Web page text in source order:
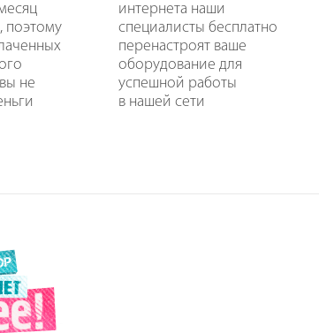
поэтому
не
интернета наши
специалисты бесплатно
перенастроят ваше
оборудование для
успешной работы
в нашей сети